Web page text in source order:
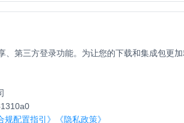
、第三方登录功能。为让您的下载和集成包更
规配置指引》 《隐私政策》